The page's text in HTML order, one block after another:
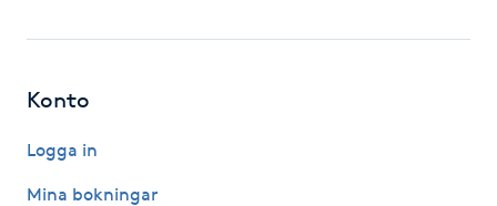
Hårvård
Konto
Logga in
Mina bokningar